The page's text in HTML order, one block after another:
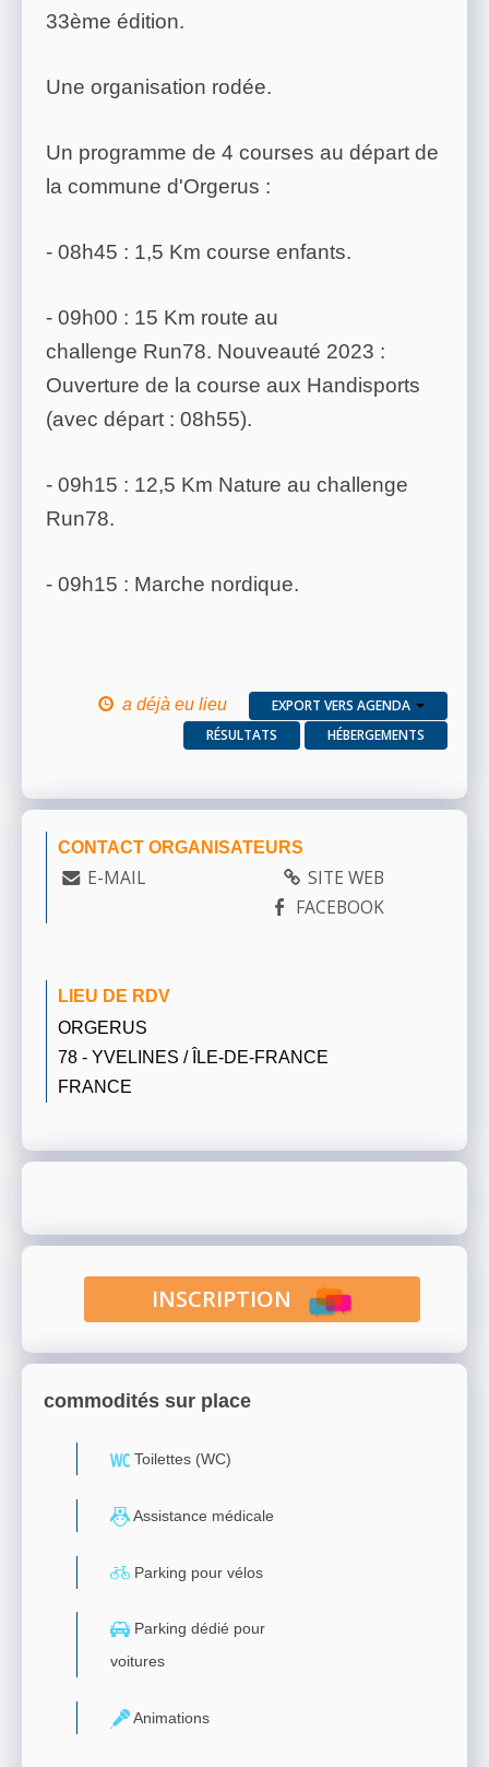
33ème édition.
Une organisation rodée.
Un programme de 4 courses au départ de
la commune d'Orgerus :
- 08h45 : 1,5 Km course enfants.
- 09h00 : 15 Km route au
challenge Run78. Nouveauté 2023 :
Ouverture de la course aux Handisports
(avec départ : 08h55).
- 09h15 : 12,5 Km Nature au challenge
Run78.
- 09h15 : Marche nordique.
a déjà eu lieu
EXPORT VERS AGENDA
RÉSULTATS
HÉBERGEMENTS
CONTACT ORGANISATEURS
E-MAIL
SITE WEB
FACEBOOK
LIEU DE RDV
ORGERUS
78 - YVELINES / ÎLE-DE-FRANCE
FRANCE
INSCRIPTION
commodités sur place
Toilettes (WC)
Assistance médicale
Parking pour vélos
Parking dédié pour
voitures
Animations